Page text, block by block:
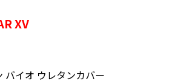
XV
バイオ ウレタンカバー